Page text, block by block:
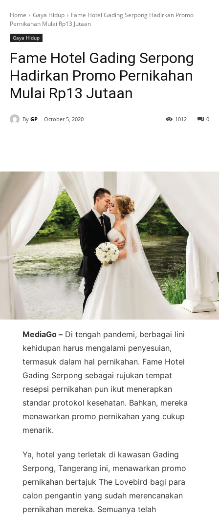
Home Gaya Hidup
Fame Hotel Gading Serpong Hadirkan Promo
Pernikahan Mulai Rp13 Jutaan
Gaya Hidup
Fame Hotel Gading Serpong
Hadirkan Promo Pernikahan
Mulai Rp13 Jutaan
By GP October 5, 2020 0
1012
MediaGo – Di tengah pandemi, berbagai lini
kehidupan harus mengalami penyesuian,
termasuk dalam hal pernikahan. Fame Hotel
Gading Serpong sebagai rujukan tempat
resepsi pernikahan pun ikut menerapkan
standar protokol kesehatan. Bahkan, mereka
menawarkan promo pernikahan yang cukup
menarik.
Ya, hotel yang terletak di kawasan Gading
Serpong, Tangerang ini, menawarkan promo
pernikahan bertajuk The Lovebird bagi para
calon pengantin yang sudah merencanakan
pernikahan mereka. Semuanya telah